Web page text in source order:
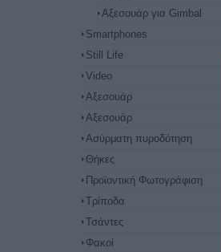
Αξεσουάρ για Gimbal
Smartphones
Still Life
Video
Αξεσουάρ
Αξεσουάρ
Ασύρματη πυροδότηση
Θήκες
Προϊοντική Φωτογράφιση
Τρίποδα
Τσάντες
Φακοί